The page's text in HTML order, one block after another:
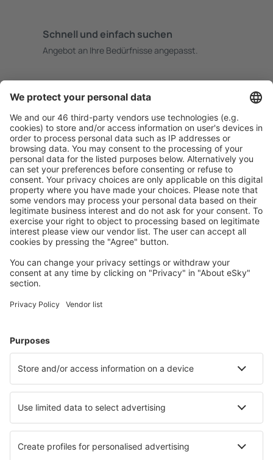
Schnell und einfach suchen
Angebot an Ihre Bedürfnisse angepasst.
Buchen ohne Sorgen mit einer kostenlosen
Stornierungsoption.
Mehr sparen
Attraktive Preise und Spezialangebote für eingeloggte
Benutzer.
Unterkünfte, die Sie mögen
Wählen Sie aus über 1,3 Millionen Unterkünften: Hotels,
Hütten, Apartments und andere.
Meist gesuchte Hotels von eSky-Nutzern
Hotels in Italien - Beliebte Städte
Hotels in Florenz Hotels in Palermo Hotels in Cefalù
Hotels in Melendugno
Die besten Hotels - Städte